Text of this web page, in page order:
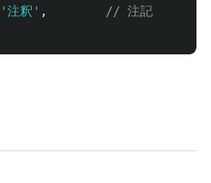
'注釈' ,
// 注記